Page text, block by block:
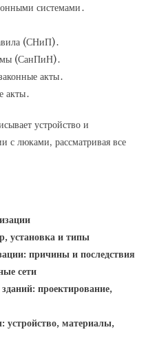
системами․
(СНиП)․
(СанПиН)․
акты․
акты․
устройство и
с люками‚ рассматривая все
установка и типы
причины и последствия
сети
проектирование,
устройство, материалы,